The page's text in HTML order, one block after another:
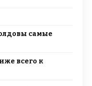
самые
всего к